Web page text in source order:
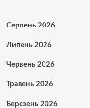
Серпень 2026
Липень 2026
Червень 2026
Травень 2026
Березень 2026